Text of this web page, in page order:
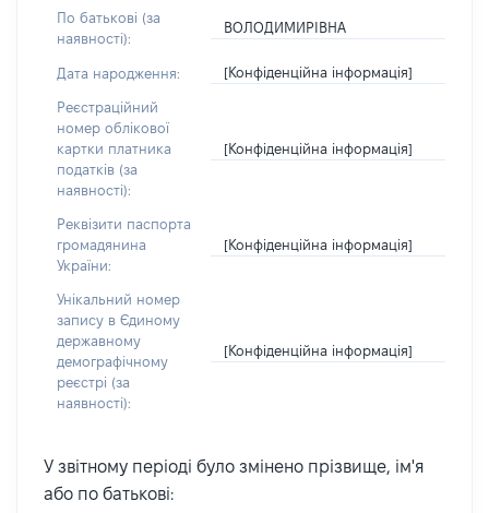
По батькові (за
наявності):
ВОЛОДИМИРІВНА
Дата народження: [Конфіденційна інформація]
Реєстраційний
номер облікової
картки платника
податків (за
наявності):
[Конфіденційна інформація]
Реквізити паспорта
громадянина
України:
[Конфіденційна інформація]
Унікальний номер
запису в Єдиному
державному
демографічному
реєстрі (за
наявності):
[Конфіденційна інформація]
У звітному періоді було змінено прізвище, ім'я
або по батькові: